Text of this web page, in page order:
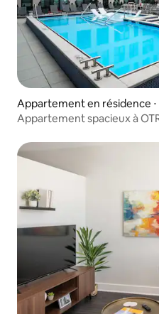
Appartement en résidence
Appartement spacieux à